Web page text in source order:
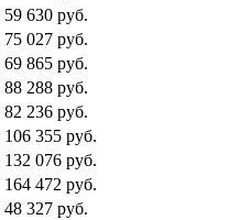
59 630 руб.
75 027 руб.
69 865 руб.
88 288 руб.
82 236 руб.
106 355 руб.
132 076 руб.
164 472 руб.
48 327 руб.